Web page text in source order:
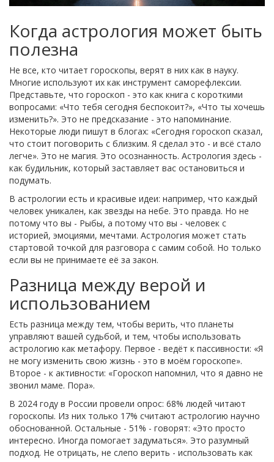
Когда астрология может быть
полезна
Не все, кто читает гороскопы, верят в них как в науку.
Многие используют их как инструмент саморефлексии.
Представьте, что гороскоп - это как книга с короткими
вопросами: «Что тебя сегодня беспокоит?», «Что ты хочешь
изменить?». Это не предсказание - это напоминание.
Некоторые люди пишут в блогах: «Сегодня гороскоп сказал,
что стоит поговорить с близким. Я сделал это - и всё стало
легче». Это не магия. Это осознанность. Астрология здесь -
как будильник, который заставляет вас остановиться и
подумать.
В астрологии есть и красивые идеи: например, что каждый
человек уникален, как звезды на небе. Это правда. Но не
потому что вы - Рыбы, а потому что вы - человек с
историей, эмоциями, мечтами. Астрология может стать
стартовой точкой для разговора с самим собой. Но только
если вы не принимаете её за закон.
Разница между верой и
использованием
Есть разница между тем, чтобы верить, что планеты
управляют вашей судьбой, и тем, чтобы использовать
астрологию как метафору. Первое - ведёт к пассивности: «Я
не могу изменить свою жизнь - это в моём гороскопе».
Второе - к активности: «Гороскоп напомнил, что я давно не
звонил маме. Пора».
В 2024 году в России провели опрос: 68% людей читают
гороскопы. Из них только 17% считают астрологию научно
обоснованной. Остальные - 51% - говорят: «Это просто
интересно. Иногда помогает задуматься». Это разумный
подход. Не отрицать, не слепо верить - использовать как